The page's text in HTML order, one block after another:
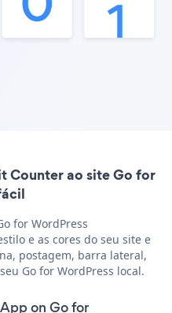
Counter ao site Go for
for WordPress
e as cores do seu site e
postagem, barra lateral,
Go for WordPress local.
on Go for